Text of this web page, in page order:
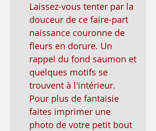
Laissez-vous tenter par la
douceur de ce faire-part
naissance couronne de
fleurs en dorure. Un
rappel du fond saumon et
quelques motifs se
trouvent à l'intérieur.
Pour plus de fantaisie
faites imprimer une
photo de votre petit bout